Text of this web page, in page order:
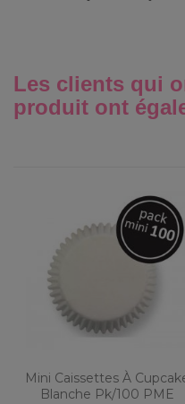
Les clients qui
produit ont
Mini Caissettes À
Blanche Pk/100 PME